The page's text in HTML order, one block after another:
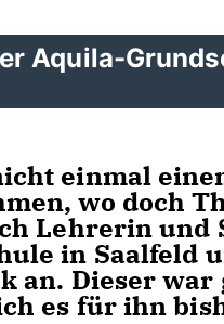
Aquila-
einmal
wo doch
Lehrerin und
in Saalfeld
an. Dieser
es für ihn